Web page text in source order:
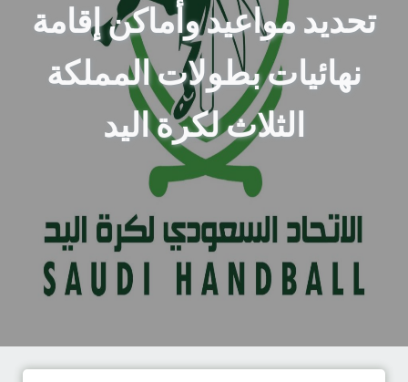
تحديد مواعيد وأماكن إقامة
نهائيات بطولات المملكة
الثلاث لكرة اليد